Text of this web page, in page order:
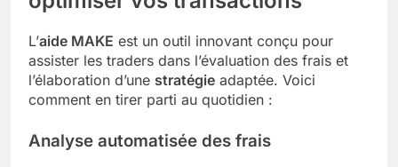
L’aide MAKE est un outil innovant conçu pour
assister les traders dans l’évaluation des frais et
l’élaboration d’une stratégie adaptée. Voici
comment en tirer parti au quotidien :
Analyse automatisée des frais